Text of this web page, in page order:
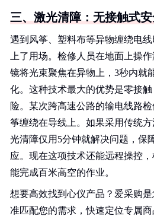
三、激光清障：无接触式
遇到风筝、塑料布等异物缠绕电
上了用场。检修人员在地面上操
镜将光束聚焦在异物上，3秒内就
化。这种技术最大的优势是零接
险。某次跨高速公路的输电线路
筝缠绕在导线上。如果采用传统
光清障仅用5分钟就解决问题，保
应。现在这项技术还能远程操控
能完成百米高空的作业。
想要高效找到心仪产品？爱采购
准匹配您的需求，快速定位专属